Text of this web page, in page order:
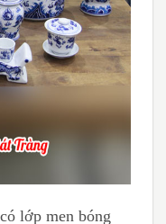
lớp men bóng